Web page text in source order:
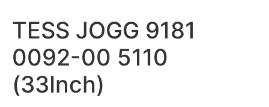
TESS JOGG 9181
0092-00 5110
(33Inch)